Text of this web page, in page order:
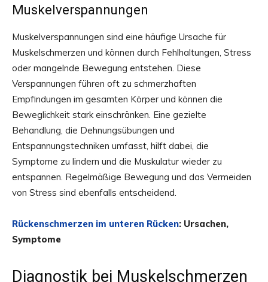
Muskelverspannungen
Muskelverspannungen sind eine häufige Ursache für
Muskelschmerzen und können durch Fehlhaltungen, Stress
oder mangelnde Bewegung entstehen. Diese
Verspannungen führen oft zu schmerzhaften
Empfindungen im gesamten Körper und können die
Beweglichkeit stark einschränken. Eine gezielte
Behandlung, die Dehnungsübungen und
Entspannungstechniken umfasst, hilft dabei, die
Symptome zu lindern und die Muskulatur wieder zu
entspannen. Regelmäßige Bewegung und das Vermeiden
von Stress sind ebenfalls entscheidend.
Rückenschmerzen im unteren Rücken: Ursachen,
Symptome
Diagnostik bei Muskelschmerzen